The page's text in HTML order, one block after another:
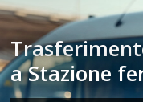
a Stazione